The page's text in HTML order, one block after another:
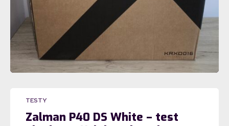
TESTY
Zalman P40 DS White – test